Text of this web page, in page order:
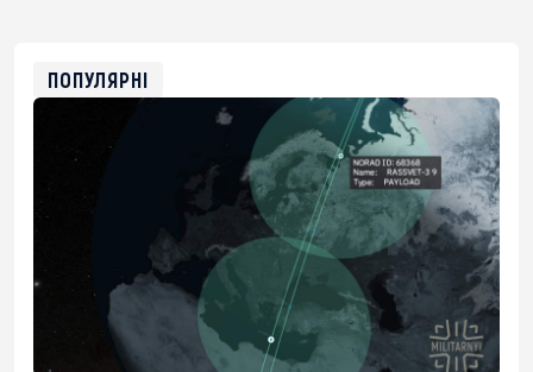
0xfD02863D3289416fcF50975c9DFda13623f97758
ПОПУЛЯРНІ